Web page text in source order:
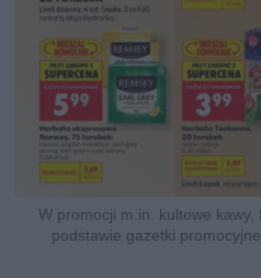
W promocji m.in. kultowe kawy,
podstawie gazetki